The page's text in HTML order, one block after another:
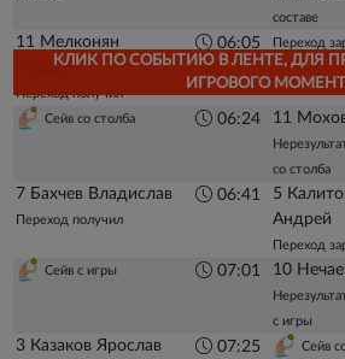
составе
11 Мелконян
Андрей
Переход получил
06:05 Переход
Сейв со столба 06:24 11
со столба
7 Бахчев Владислав
Переход получил
06:41
5
Андрей
Переход
Сейв с игры
07:01 10
с игры
3 Казаков Ярослав 07:25 Сейв
КЛИК ПО СОБЫТИЮ В ЛЕНТЕ, ДЛЯ
ИГРОВОГО